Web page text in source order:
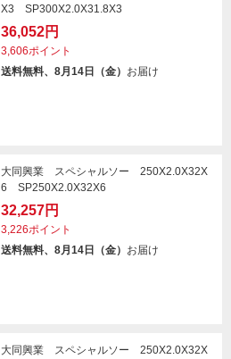
X3 SP300X2.0X31.8X3
36,052円
3,606ポイント
送料無料、8月14日（金） お届け
大同興業 スペシャルソー 250X2.0X32X
6 SP250X2.0X32X6
32,257円
3,226ポイント
送料無料、8月14日（金） お届け
大同興業 スペシャルソー 250X2.0X32X